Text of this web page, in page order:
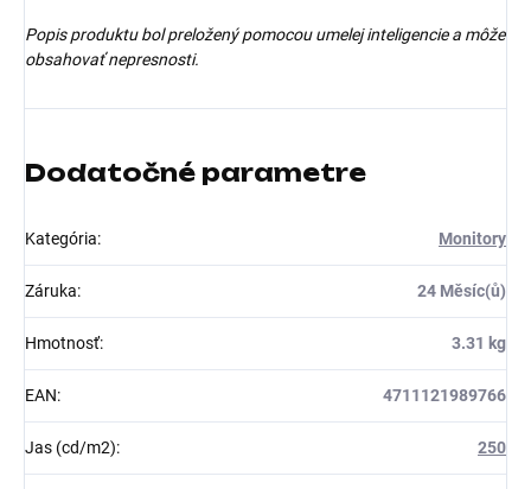
Popis produktu bol preložený pomocou umelej inteligencie a môže
obsahovať nepresnosti.
Dodatočné parametre
Kategória: Monitory
Záruka: 24 Měsíc(ů)
Hmotnosť: 3.31 kg
EAN: 4711121989766
Jas (cd/m2): 250